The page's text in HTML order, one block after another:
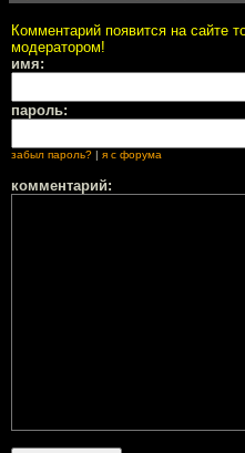
Комментарий появится на сайте
модератором!
имя:
пароль:
забыл пароль? | я с форума
комментарий: